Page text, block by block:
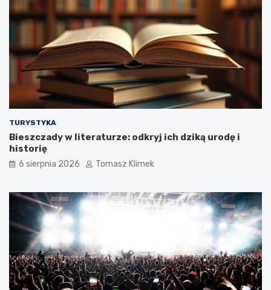
TURYSTYKA
Bieszczady w literaturze: odkryj ich dziką urodę i
historię
6 sierpnia 2026 Tomasz Klimek